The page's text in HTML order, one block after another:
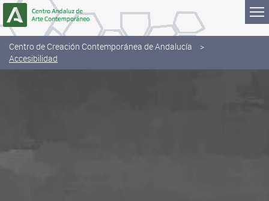
Saltar al contenido
Centro de Creación Contemporánea de Andalucía
Accesibilidad